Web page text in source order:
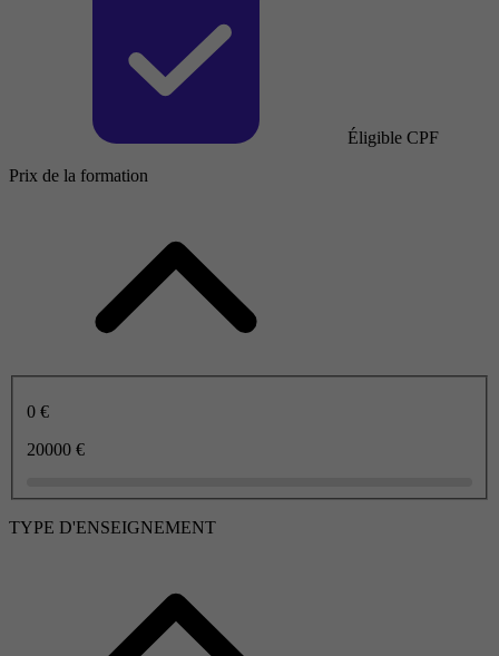
Éligible CPF
Prix de la formation
0 €
20000 €
TYPE D'ENSEIGNEMENT